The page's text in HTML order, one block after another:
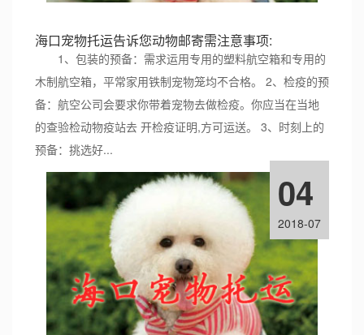
海口宠物托运告诉您动物邮寄需注意事项:
1、包装的预备：需求运用专用的塑料航空箱和专用的
木制航空箱，平常家用铁制宠物笼均不合格。 2、检疫的预
备：航空公司会要求你带着宠物去做检疫。你应当在当地
的查验检动物疫站去 开检疫证明,方可运送。 3、时刻上的
预备：挑选好...
04
2018-07